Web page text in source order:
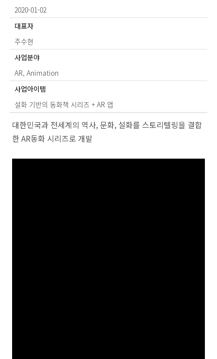
2020-01-02
대표자
주수현
사업분야
AR, Animation
사업아이템
설화 기반의 동화책 시리즈 + AR 앱
대한민국과 전세계의 역사, 문화, 설화를 스토리텔링을 결합
한 AR동화 시리즈로 개발